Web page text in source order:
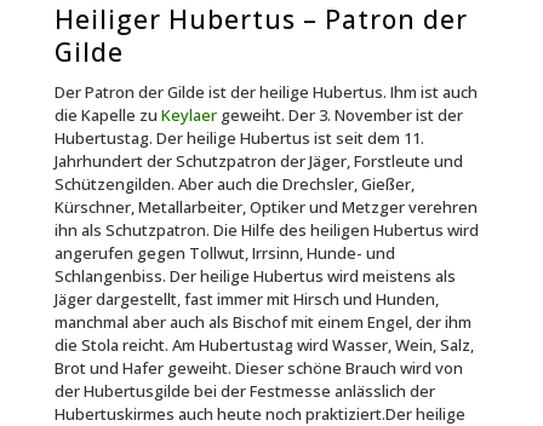
Heiliger Hubertus – Patron der
Gilde
Der Patron der Gilde ist der heilige Hubertus. Ihm ist auch
die Kapelle zu Keylaergeweiht. Der 3. November ist der
Hubertustag. Der heilige Hubertus ist seit dem 11.
Jahrhundert der Schutzpatron der Jäger, Forstleute und
Schützengilden. Aber auch die Drechsler, Gießer,
Kürschner, Metallarbeiter, Optiker und Metzger verehren
ihn als Schutzpatron. Die Hilfe des heiligen Hubertus wird
angerufen gegen Tollwut, Irrsinn, Hunde- und
Schlangenbiss. Der heilige Hubertus wird meistens als
Jäger dargestellt, fast immer mit Hirsch und Hunden,
manchmal aber auch als Bischof mit einem Engel, der ihm
die Stola reicht. Am Hubertustag wird Wasser, Wein, Salz,
Brot und Hafer geweiht. Dieser schöne Brauch wird von
der Hubertusgilde bei der Festmesse anlässlich der
Hubertuskirmes auch heute noch praktiziert.Der heilige